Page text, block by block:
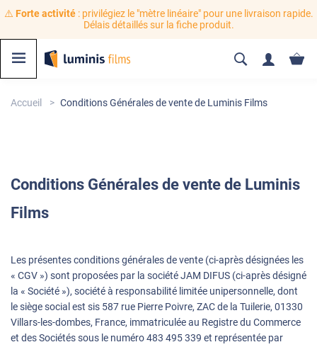
⚠️ Forte activité: privilégiez le "mètre linéaire" pour une livraison rapide.
Délais détaillés sur la fiche produit.
Accueil Conditions Générales de vente de Luminis Films
Conditions Générales de vente de Luminis
Films
Les présentes conditions générales de vente (ci-après désignées les
« CGV ») sont proposées par la société JAM DIFUS (ci-après désigné
la « Société »), société à responsabilité limitée unipersonnelle, dont
le siège social est sis 587 rue Pierre Poivre, ZAC de la Tuilerie, 01330
Villars-les-dombes, France, immatriculée au Registre du Commerce
et des Sociétés sous le numéro 483 495 339 et représentée par